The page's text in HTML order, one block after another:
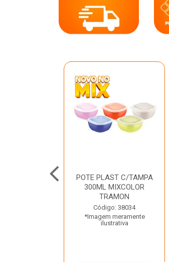
POTE PLAST C/TAMPA
300ML MIXCOLOR
TRAMON
Código: 38034
*Imagem meramente
ilustrativa